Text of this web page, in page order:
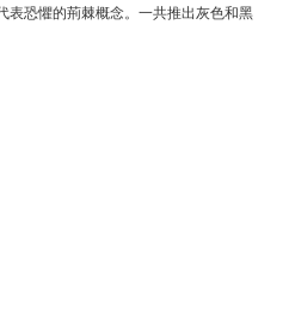
表恐懼的荊棘概念。一共推出灰色和黑